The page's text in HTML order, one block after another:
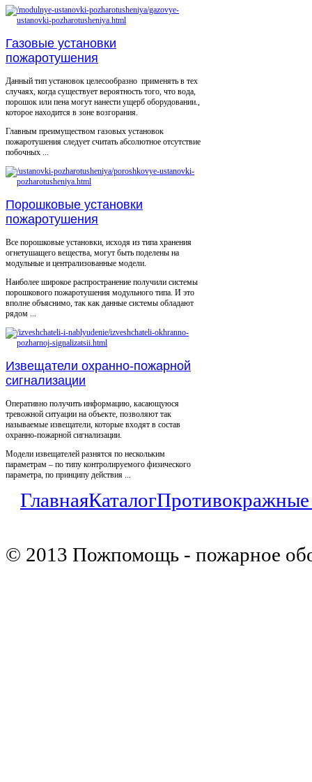
Газовые установки
пожаротушения
Данный тип установок целесообразно применять в тех
случаях, когда существует вероятность того, что вода,
порошок или пена могут нанести ущерб оборудовании.,
которое находится в зоне возгорания.
Главным преимуществом газовых установок
пожаротушения следует считать абсолютное отсутствие
побочных ...
Порошковые установки
пожаротушения
Все порошковые установки, исходя из типа хранения
огнетушащего вещества, могут быть поделены на
модульные и централизованные модели.
Наиболее широкое распространение получили системы
порошкового пожаротушения модульного типа. И это
вполне объяснимо, так как данные системы обладают
рядом ...
Извещатели охранно-пожарной
сигнализации
Оперативно получить информацию, касающуюся
тревожной ситуации на объекте, позволяют так
называемые извещатели, которые входят в состав
охранно-пожарной сигнализации.
Модели извещателей разнятся по нескольким
параметрам – по типу контролируемого физического
параметра, по принципу действия ...
ГлавнаяКаталог
© 2013 Пожпомощь - пожарное